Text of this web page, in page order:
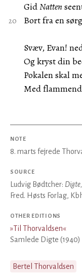
GidNatten
Bort fra en
Svæv, Evan!
Og kryst din
Pokalen skal
Med
NOTE
8. marts fejrede
SOURCE
Ludvig Bødtcher:
Fred. Høsts Forlag,
OTHER EDITIONS
»Til Thorvaldsen«
Samlede Digte (1940)
Bertel Thorvaldsen